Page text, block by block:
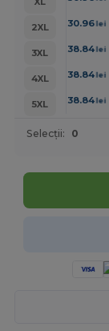
2XL
30.96lei
3XL
38.84lei
4XL
38.84lei
5XL
38.84lei
Selecții: 0